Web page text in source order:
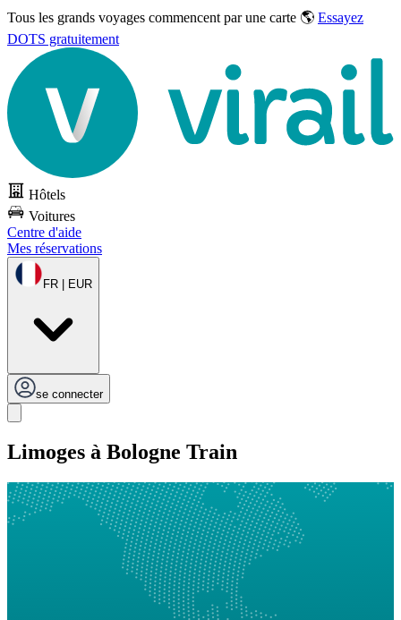
Tous les grands voyages commencent par une carte 🌎 Essayez
DOTS gratuitement
Hôtels
Voitures
Centre d'aide
Mes réservations
FR | EUR
se connecter
Limoges à Bologne Train